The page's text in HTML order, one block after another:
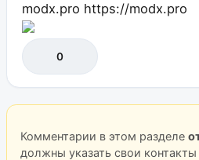
modx.pro https://modx.pro
0
Комментарии в этом разделе
должны указать свои